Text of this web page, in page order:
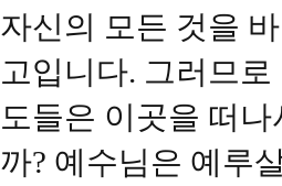
자신의 모든 것을
고입니다. 그러므
도들은 이곳을 떠
까? 예수님은 예루